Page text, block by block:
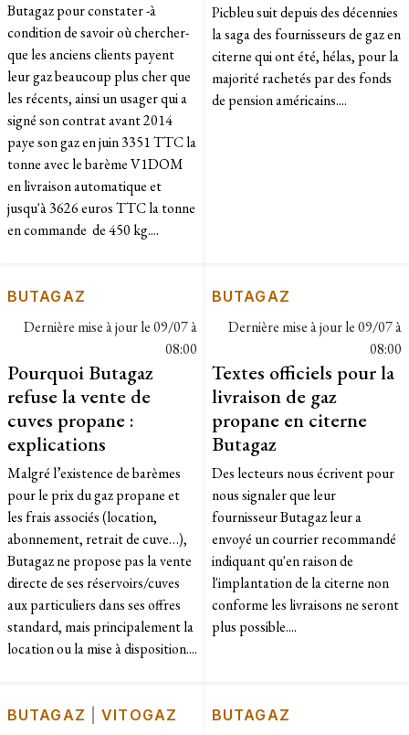
Butagaz pour constater -à
condition de savoir où chercher-
que les anciens clients payent
leur gaz beaucoup plus cher que
les récents, ainsi un usager qui a
signé son contrat avant 2014
paye son gaz en juin 3351 TTC la
tonne avec le barème V1DOM
en livraison automatique et
jusqu'à 3626 euros TTC la tonne
en commande de 450 kg....
Picbleu suit depuis des décennies
la saga des fournisseurs de gaz en
citerne qui ont été, hélas, pour la
majorité rachetés par des fonds
de pension américains....
BUTAGAZ
Dernière mise à jour le09/07 à
08:00
Pourquoi Butagaz
refuse la vente de
cuves propane :
explications
​Malgré l’existence de barèmes
pour le prix du gaz propane et
les frais associés (location,
abonnement, retrait de cuve…),
Butagaz ne propose pas la vente
directe de ses réservoirs/cuves
aux particuliers dans ses offres
standard, mais principalement la
location ou la mise à disposition....
BUTAGAZ
Dernière mise à jour le09/07 à
08:00
Textes officiels pour la
livraison de gaz
propane en citerne
Butagaz
Des lecteurs nous écrivent pour
nous signaler que leur
fournisseur Butagaz leur a
envoyé un courrier recommandé
indiquant qu'en raison de
l'implantation de la citerne non
conforme les livraisons ne seront
plus possible....
BUTAGAZ |VITOGAZ BUTAGAZ